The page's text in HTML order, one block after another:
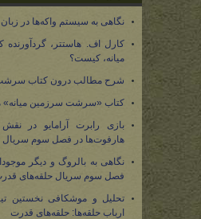
نگاهی به سیستم واکه‌ها در زبان
کارل اف. هاستتر،
میانه، کیست؟
شرح مطالب درون کتاب سرشت
کتاب «سرشت سرزمین میانه»
بازی رابرت آرامایو در
هارفوت‌ها در فصل سوم سریال و
نگاهی به بالروگ و دیگر
فصل سوم سریال حلقه‌های
تحلیل و موشکافی نخستین
ارباب حلقه‌ها: حلقه‌های قدرت